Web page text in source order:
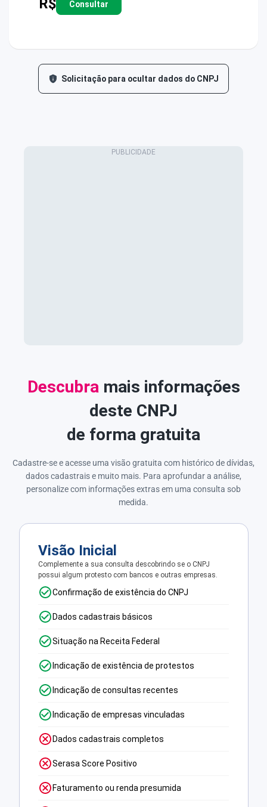
R$ Consultar
Solicitação para ocultar dados do CNPJ
Descubra mais informações
deste CNPJ
de forma gratuita
Cadastre-se e acesse uma visão gratuita com histórico de dívidas,
dados cadastrais e muito mais. Para aprofundar a análise,
personalize com informações extras em uma consulta sob
medida.
Visão Inicial
Complemente a sua consulta descobrindo se o CNPJ
possui algum protesto com bancos e outras empresas.
Confirmação de existência do CNPJ
Dados cadastrais básicos
Situação na Receita Federal
Indicação de existência de protestos
Indicação de consultas recentes
Indicação de empresas vinculadas
Dados cadastrais completos
Serasa Score Positivo
Faturamento ou renda presumida